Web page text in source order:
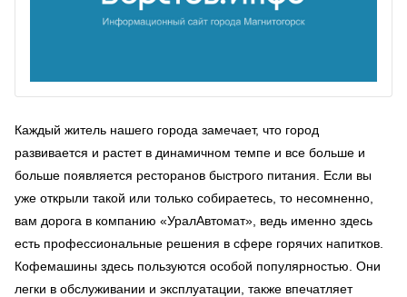
Каждый житель нашего города замечает, что город
развивается и растет в динамичном темпе и все больше и
больше появляется ресторанов быстрого питания. Если вы
уже открыли такой или только собираетесь, то несомненно,
вам дорога в компанию «УралАвтомат», ведь именно здесь
есть профессиональные решения в сфере горячих напитков.
Кофемашины здесь пользуются особой популярностью. Они
легки в обслуживании и эксплуатации, также впечатляет